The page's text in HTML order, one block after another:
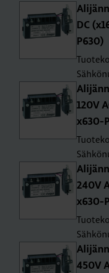
DC
P630)
120V
x630-
240V
x630-
450V